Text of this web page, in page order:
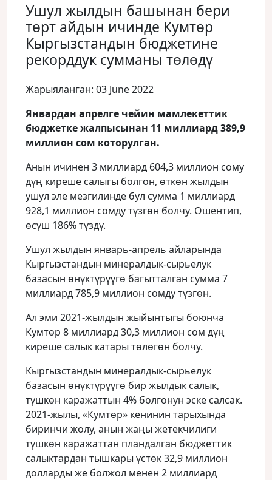
Ушул жылдын башынан бери
төрт айдын ичинде Кумтөр
Кыргызстандын бюджетине
рекорддук сумманы төлөдү
Жарыяланган: 03 June 2022
Январдан апрелге чейин мамлекеттик
бюджетке жалпысынан 11 миллиард 389,9
миллион сом которулган.
Анын ичинен 3 миллиард 604,3 миллион сому
дүң киреше салыгы болгон, өткөн жылдын
ушул эле мезгилинде бул сумма 1 миллиард
928,1 миллион сомду түзгөн болчу. Ошентип,
өсүш 186% түздү.
Ушул жылдын январь-апрель айларында
Кыргызстандын минералдык-сырьелук
базасын өнүктүрүүгө багытталган сумма 7
миллиард 785,9 миллион сомду түзгөн.
Ал эми 2021-жылдын жыйынтыгы боюнча
Кумтөр 8 миллиард 30,3 миллион сом дүң
киреше салык катары төлөгөн болчу.
Кыргызстандын минералдык-сырьелук
базасын өнүктүрүүгө бир жылдык салык,
түшкөн каражаттын 4% болгонун эске салсак.
2021-жылы, «Кумтөр» кенинин тарыхында
биринчи жолу, анын жаңы жетекчилиги
түшкөн каражаттан пландалган бюджеттик
салыктардан тышкары үстөк 32,9 миллион
долларды же болжол менен 2 миллиард